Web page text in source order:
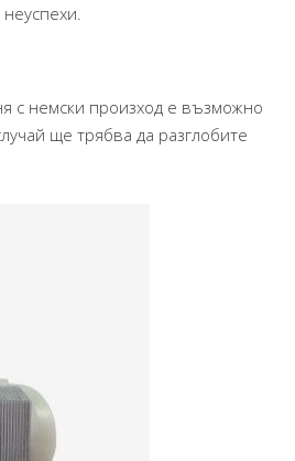
с немски произход е възможно
ще трябва да разглобите